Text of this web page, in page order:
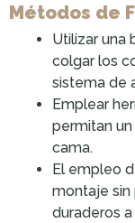
Métodos de
Utilizar una
colgar los
sistema de
Emplear
permitan
cama.
El empleo
montaje sin
duraderos